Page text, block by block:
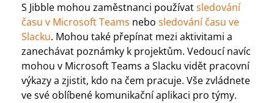
S Jibble mohou zaměstnanci používatsledování
času v Microsoft Teams nebo sledování času ve
Slacku. Mohou také přepínat mezi aktivitami a
zanechávat poznámky k projektům. Vedoucí navíc
mohou v Microsoft Teams a Slacku vidět pracovní
výkazy a zjistit, kdo na čem pracuje. Vše zvládnete
ve své oblíbené komunikační aplikaci pro týmy.